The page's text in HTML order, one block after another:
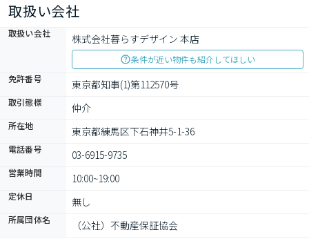
取扱い会社
取扱い会社 株式会社暮らすデザイン 本店
条件が近い物件も紹介してほしい
免許番号
東京都知事(1)第112570号
取引態様 仲介
所在地 東京都練馬区下石神井5-1-36
電話番号 03-6915-9735
営業時間 10:00~19:00
定休日 無し
所属団体名 （公社）不動産保証協会